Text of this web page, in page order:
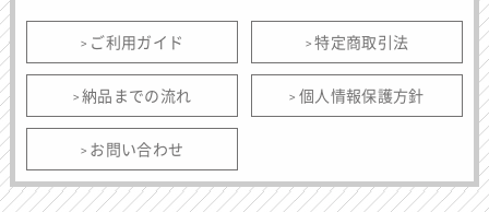
ご利用ガイド 特定商取引法
納品までの流れ 個人情報保護方針
お問い合わせ